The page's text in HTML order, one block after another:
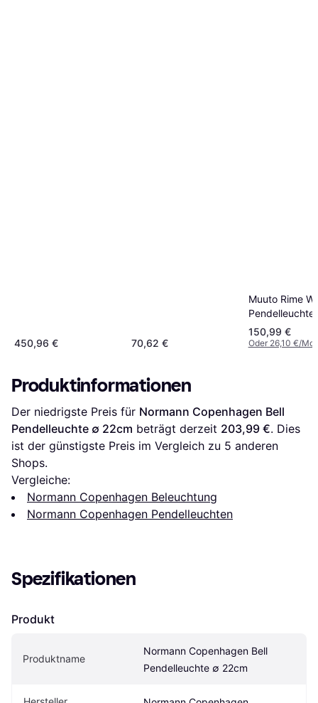
450,96 € 70,62 €
Muuto Rime
Pendelleuchte
150,99 €
Oder 26,10 €/
Produktinformationen
Der niedrigste Preis für Normann Copenhagen Bell
Pendelleuchte ∅ 22cm beträgt derzeit 203,99 €. Dies
ist der günstigste Preis im Vergleich zu 5 anderen
Shops.
Vergleiche:
Normann Copenhagen Beleuchtung
Normann Copenhagen Pendelleuchten
Spezifikationen
Produkt
Produktname
Normann Copenhagen Bell
Pendelleuchte ∅ 22cm